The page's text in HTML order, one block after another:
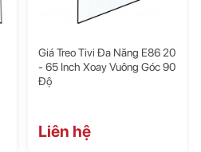
68.2kg
Thép, nhựa, sơn tĩnh điện
Giá Treo Tivi Đa Năng E86 20
- 65 Inch Xoay Vuông Góc 90
Độ
Liên hệ